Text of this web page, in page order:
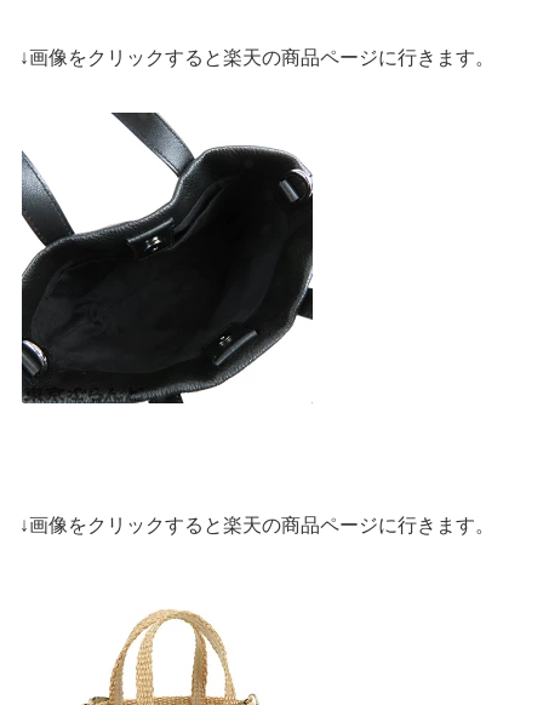
↓画像をクリックすると楽天の商品ページに行きます。
↓画像をクリックすると楽天の商品ページに行きます。